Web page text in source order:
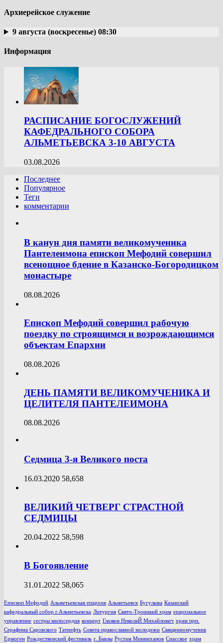
Архиерейское служение
9 августа (воскресенье) 08:30
Информация
РАСПИСАНИЕ БОГОСЛУЖЕНИЙ
КАФЕДРАЛЬНОГО СОБОРА
АЛЬМЕТЬЕВСКА 3-10 АВГУСТА
03.08.2026
Последнее
Популярное
Теги
комментарии
В канун дня памяти великомученика
Пантелеимона епископ Мефодий совершил
всенощное бдение в Казанско-Богородицком
монастыре
08.08.2026
Епископ Мефодий совершил рабочую
поездку по строящимся и возрождающимся
объектам Епархии
08.08.2026
ДЕНЬ ПАМЯТИ ВЕЛИКОМУЧЕНИКА И
ЦЕЛИТЕЛЯ ПАНТЕЛЕИМОНА
08.08.2026
Седмица 3-я Великого поста
16.03.2020 58,658
ВЕЛИКИЙ ЧЕТВЕРГ СТРАСТНОЙ
СЕДМИЦЫ
20.04.2022 58,598
В Богоявление
31.01.2022 58,065
Епископ Мефодий Альметьевская епархия Альметьевск Бугульма Казанский
кафедральный собор г.Альметьевска Литургия Свято-Троицкий храм епархиальное
управление сестры милосердия концерт Глазков НиколаЙ Михайлович храм прп.
Серафима Саровского Татнефть Совета православной молодежи Священномученик
Ермоген Рождественский фестиваль г. Бавлы Рустам Минниханов Спасское храм